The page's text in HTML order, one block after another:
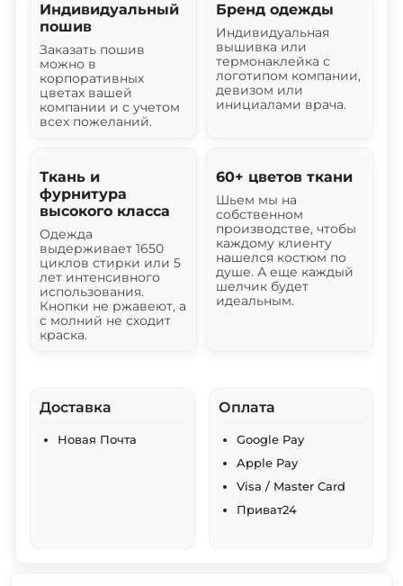
Индивидуальный
пошив
Заказать пошив
можно в
корпоративных
цветах вашей
компании и с учетом
всех пожеланий.
Бренд одежды
Индивидуальная
вышивка или
термонаклейка с
логотипом компании,
девизом или
инициалами врача.
Ткань и
фурнитура
высокого класса
Одежда
выдерживает 1650
циклов стирки или 5
лет интенсивного
использования.
Кнопки не ржавеют, а
с молний не сходит
краска.
60+ цветов ткани
Шьем мы на
собственном
производстве, чтобы
каждому клиенту
нашелся костюм по
душе. А еще каждый
шелчик будет
идеальным.
Доставка
Новая Почта
Оплата
Google Pay
Apple Pay
Visa / Master Card
Приват24